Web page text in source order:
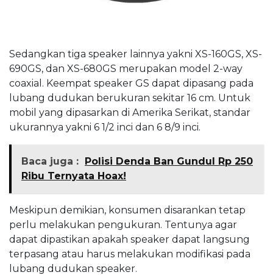
Sedangkan tiga speaker lainnya yakni XS-160GS, XS-
690GS, dan XS-680GS merupakan model 2-way
coaxial. Keempat speaker GS dapat dipasang pada
lubang dudukan berukuran sekitar 16 cm. Untuk
mobil yang dipasarkan di Amerika Serikat, standar
ukurannya yakni 6 1/2 inci dan 6 8/9 inci.
Baca juga : Polisi Denda Ban Gundul Rp 250
Ribu Ternyata Hoax!
Meskipun demikian, konsumen disarankan tetap
perlu melakukan pengukuran. Tentunya agar
dapat dipastikan apakah speaker dapat langsung
terpasang atau harus melakukan modifikasi pada
lubang dudukan speaker.